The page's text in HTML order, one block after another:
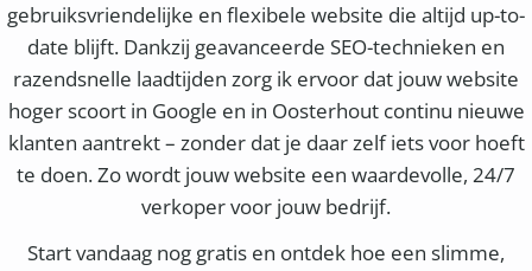
gebruiksvriendelijke en flexibele website die altijd up-to-
date blijft. Dankzij geavanceerde SEO-technieken en
razendsnelle laadtijden zorg ik ervoor dat jouw website
hoger scoort in Google en in Oosterhout continu nieuwe
klanten aantrekt – zonder dat je daar zelf iets voor hoeft
te doen. Zo wordt jouw website een waardevolle, 24/7
verkoper voor jouw bedrijf.
Start vandaag nog gratis en ontdek hoe een slimme,